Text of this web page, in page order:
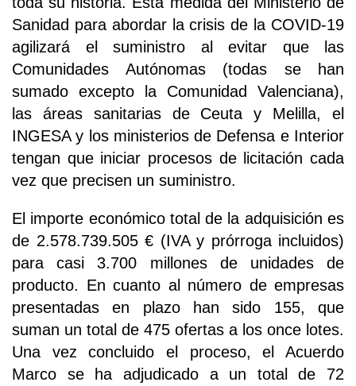
Sanidad para abordar la crisis de la COVID-19
agilizará el suministro al evitar que las
Comunidades Autónomas (todas se han
sumado excepto la Comunidad Valenciana),
las áreas sanitarias de Ceuta y Melilla, el
INGESA y los ministerios de Defensa e Interior
tengan que iniciar procesos de licitación cada
vez que precisen un suministro.
El importe económico total de la adquisición es
de 2.578.739.505 € (IVA y prórroga incluidos)
para casi 3.700 millones de unidades de
producto. En cuanto al número de empresas
presentadas en plazo han sido 155, que
suman un total de 475 ofertas a los once lotes.
Una vez concluido el proceso, el Acuerdo
Marco se ha adjudicado a un total de 72